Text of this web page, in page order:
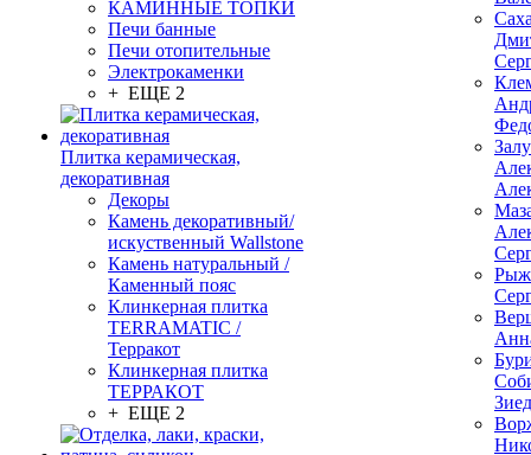
КАМИННЫЕ ТОПКИ
Печи банные
Печи отопительные
Электрокаменки
+ ЕЩЕ 2
Плитка керамическая,
декоративная
Декоры
Камень декоративный/
искуственный Wallstone
Камень натуральный /
Каменный пояс
Клинкерная плитка
TERRAMATIC /
Терракот
Клинкерная плитка
ТЕРРАКОТ
+ ЕЩЕ 2